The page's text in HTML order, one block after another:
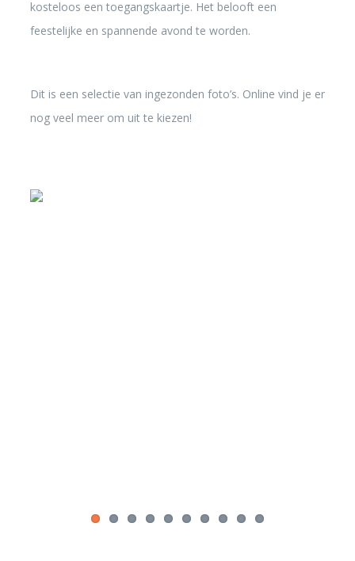
kosteloos een toegangskaartje. Het belooft een
feestelijke en spannende avond te worden.
Dit is een selectie van ingezonden foto’s. Online vind je er
nog veel meer om uit te kiezen!